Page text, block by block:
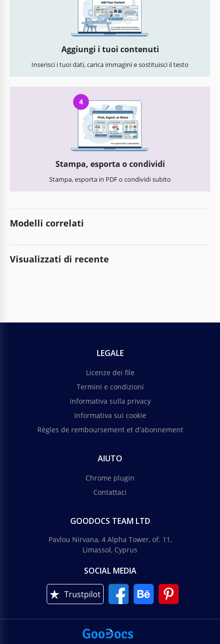
Aggiungi i tuoi contenuti
Inserisci i tuoi dati, carica immagini e sostituisci il testo
4
Stampa, esporta o condividi
Stampa, esporta in PDF o condividi subito
Modelli correlati
Visualizzati di recente
LEGALE
Licenze dei file
Termini e condizioni
Informativa sulla privacy
Informativa sui cookie
Règles de remboursement et d'abonnement
AIUTO
Chrome plugin
Contattaci
GOODOCS TEAM LTD
Pavlou Nirvana, 4 Alpha Tower, of. 11,
Limassol, Cyprus
SOCIAL MEDIA
Trustpilot